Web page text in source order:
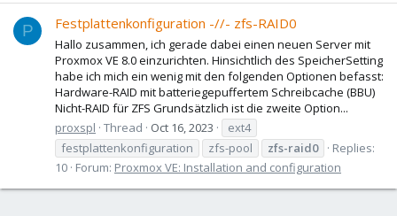
P Festplattenkonfiguration -//- zfs-RAID0
Hallo zusammen, ich gerade dabei einen neuen Server mit
Proxmox VE 8.0 einzurichten. Hinsichtlich des SpeicherSetting
habe ich mich ein wenig mit den folgenden Optionen befasst:
Hardware-RAID mit batteriegepuffertem Schreibcache (BBU)
Nicht-RAID für ZFS Grundsätzlich ist die zweite Option...
proxspl Thread Oct 16, 2023
ext4
festplattenkonfiguration
zfs-pool zfs-raid0
Replies:
10 Forum: Proxmox VE: Installation and configuration